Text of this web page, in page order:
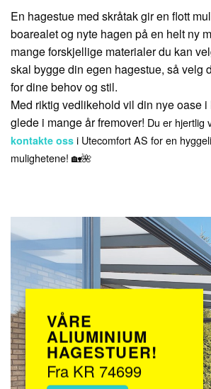
En hagestue med skråtak gir en flott
boarealet og nyte hagen på en helt ny
mange forskjellige materialer du kan
skal bygge din egen hagestue, så velg
for dine behov og stil.
Med riktig vedlikehold vil din nye oase
glede i mange år fremover! Du er hjertlig
kontakte oss i Utecomfort AS for en
mulighetene! 🏡🌺
VÅRE
ALIUMINIUM
HAGESTUER!
Fra KR 74699